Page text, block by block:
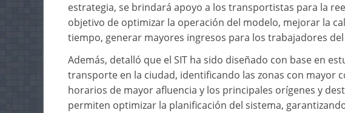
estrategia, se brindará apoyo a los transportistas para la
objetivo de optimizar la operación del modelo, mejorar la
tiempo, generar mayores ingresos para los trabajadores
Además, detalló que el SIT ha sido diseñado con base en
transporte en la ciudad, identificando las zonas con mayor
horarios de mayor afluencia y los principales orígenes y
permiten optimizar la planificación del sistema,